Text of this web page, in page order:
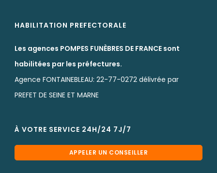
HABILITATION PREFECTORALE
Les agences POMPES FUNÈBRES DE FRANCE sont
habilitées par les préfectures.
Agence FONTAINEBLEAU: 22-77-0272 délivrée par
PREFET DE SEINE ET MARNE
À VOTRE SERVICE 24H/24 7J/7
APPELER UN CONSEILLER